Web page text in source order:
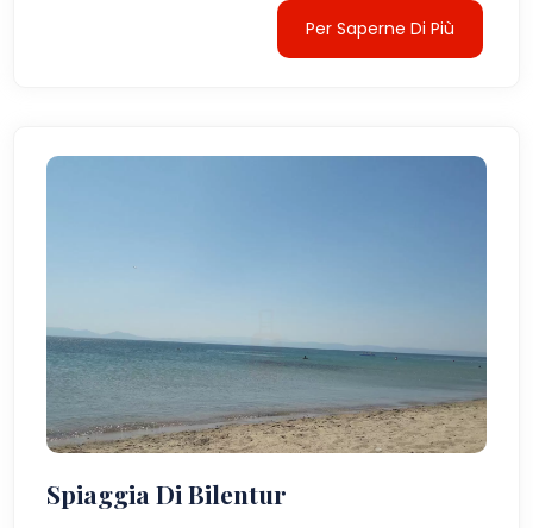
Per Saperne Di Più
Spiaggia Di Bilentur